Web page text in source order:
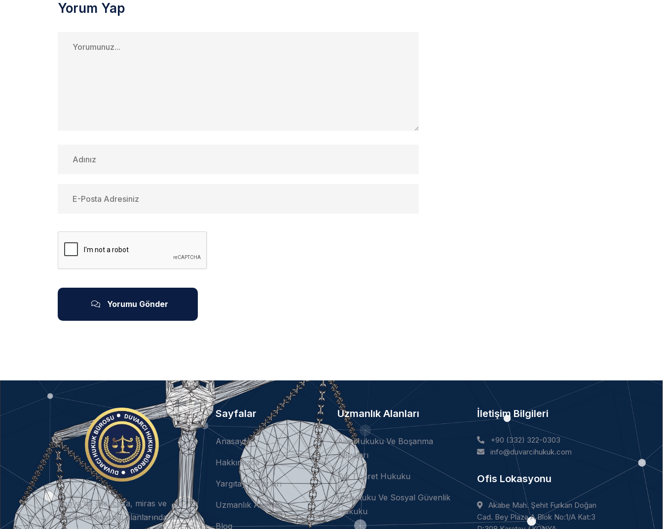
Yorum Yap
Yorumu Gönder
Konya'da aile, ceza, miras ve
boşanma hukuku alanlarında
Sayfalar
Anasayfa
Hakkımızda
Yargıtay Kararları
Uzmanlık Alanları
Blog
Uzmanlık Alanları
Aile Hukuku Ve Boşanma
Davaları
Dış Ticaret Hukuku
İş Hukuku Ve Sosyal Güvenlik
Hukuku
İletişim Bilgileri
+90 (332) 322-0303
info@duvarcihukuk.com
Ofis Lokasyonu
Akabe Mah. Şehit Furkan Doğan
Cad. Bey Plaza A Blok No:1/A Kat:3